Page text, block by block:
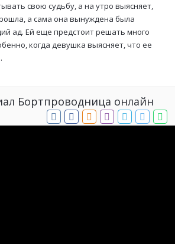
свою судьбу, а на утро выясняет,
а сама она вынуждена была
ад. Ей еще предстоит решать много
когда девушка выясняет, что ее
Бортпроводница онлайн